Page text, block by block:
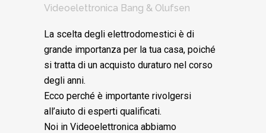
Videoelettronica Bang & Olufsen
La scelta degli elettrodomestici è di
grande importanza per la tua casa, poiché
si tratta di un acquisto duraturo nel corso
degli anni.
Ecco perché è importante rivolgersi
all’aiuto di esperti qualificati.
Noi in Videoelettronica abbiamo